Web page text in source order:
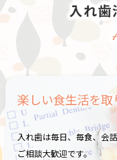
入れ歯
楽しい食生活を
入れ歯は毎日、毎食、会
ご相談大歓迎です。